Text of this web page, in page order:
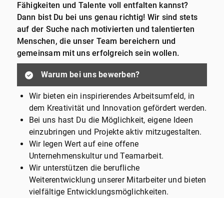
Fähigkeiten und Talente voll entfalten kannst?
Dann bist Du bei uns genau richtig! Wir sind stets
auf der Suche nach motivierten und talentierten
Menschen, die unser Team bereichern und
gemeinsam mit uns erfolgreich sein wollen.
Warum bei uns bewerben?
Wir bieten ein inspirierendes Arbeitsumfeld, in
dem Kreativität und Innovation gefördert werden.
Bei uns hast Du die Möglichkeit, eigene Ideen
einzubringen und Projekte aktiv mitzugestalten.
Wir legen Wert auf eine offene
Unternehmenskultur und Teamarbeit.
Wir unterstützen die berufliche
Weiterentwicklung unserer Mitarbeiter und bieten
vielfältige Entwicklungsmöglichkeiten.